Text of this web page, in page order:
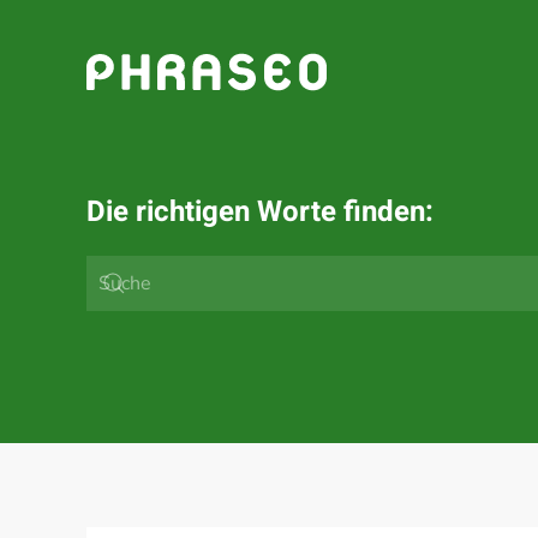
Zum Hauptinhalt springen
Die richtigen Worte finden: